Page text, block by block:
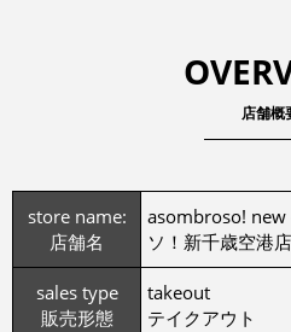
店舗概
store name:
店舗名
asombroso!
ソ！新千歳空港店
sales type
販売形態
takeout
テイクアウト